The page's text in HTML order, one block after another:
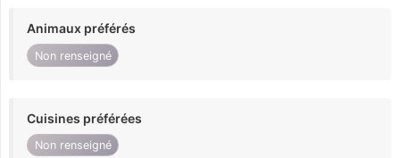
Animaux préférés
Non renseigné
Cuisines préférées
Non renseigné